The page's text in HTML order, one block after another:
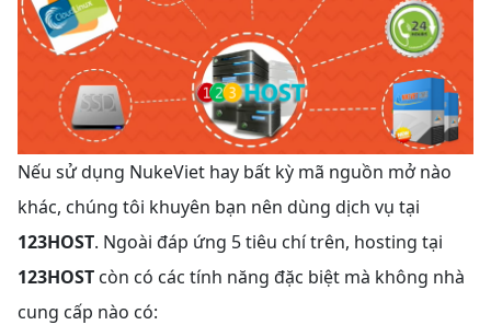
Nếu sử dụng NukeViet hay bất kỳ mã nguồn mở nào
khác, chúng tôi khuyên bạn nên dùng dịch vụ tại
123HOST. Ngoài đáp ứng 5 tiêu chí trên, hosting tại
123HOST còn có các tính năng đặc biệt mà không nhà
cung cấp nào có: